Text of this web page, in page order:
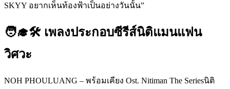
SKYY อยากเห็นท้องฟ้าเป็นอย่างวันนั้น”
🧑‍🎓🛠 เพลงประกอบซีรีส์นิติแมนแฟน
วิศวะ
NOH PHOULUANG – พร้อมเคียง Ost. Nitiman The Seriesนิติ